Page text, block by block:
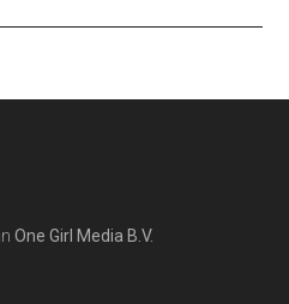
One Girl Media B.V.